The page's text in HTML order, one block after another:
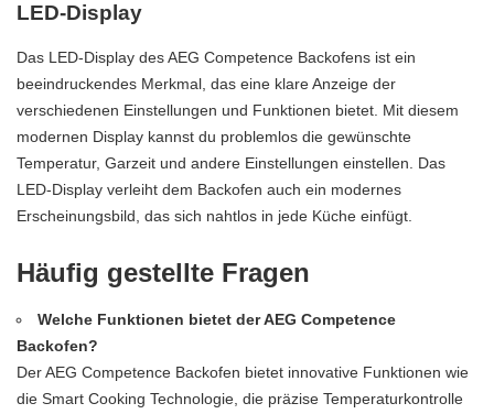
LED-Display
Das LED-Display des AEG Competence Backofens ist ein
beeindruckendes Merkmal, das eine klare Anzeige der
verschiedenen Einstellungen und Funktionen bietet. Mit diesem
modernen Display kannst du problemlos die gewünschte
Temperatur, Garzeit und andere Einstellungen einstellen. Das
LED-Display verleiht dem Backofen auch ein modernes
Erscheinungsbild, das sich nahtlos in jede Küche einfügt.
Häufig gestellte Fragen
Welche Funktionen bietet der AEG Competence
Backofen?
Der AEG Competence Backofen bietet innovative Funktionen wie
die Smart Cooking Technologie, die präzise Temperaturkontrolle